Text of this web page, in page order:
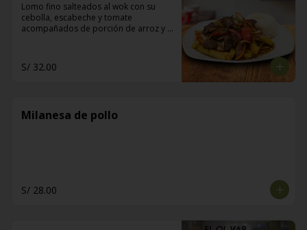
Lomo fino salteados al wok con su
cebolla, escabeche y tomate
acompañados de porción de arroz y
S/ 32.00
Milanesa de pollo
S/ 28.00